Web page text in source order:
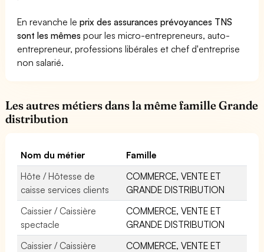
En revanche leprix des assurances prévoyances TNS
sont les mêmes pour les micro-entrepreneurs, auto-
entrepreneur, professions libérales et chef d'entreprise
non salarié.
Les autres métiers dans la même famille Grande
distribution
Nom du métier
Famille
Hôte / Hôtesse de
caisse services clients
COMMERCE, VENTE ET
GRANDE DISTRIBUTION
Caissier / Caissière
spectacle
COMMERCE, VENTE ET
GRANDE DISTRIBUTION
Caissier / Caissière
COMMERCE, VENTE ET